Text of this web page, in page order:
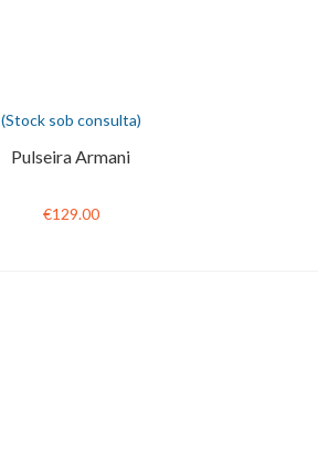
(Stock sob consulta)
Pulseira Armani
€129.00